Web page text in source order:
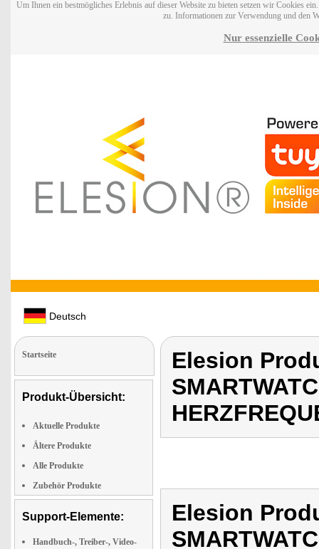
Um Ihnen ein bestmögliches Erlebnis auf dieser Website zu bieten setzen wir Cookies
zu. Informationen zur Verwendung und den
Nur essenzielle
Deutsch
Startseite
Produkt-Übersicht:
Aktuelle Produkte
Ältere Produkte
Alle Produkte
Zubehör Produkte
Support-Elemente:
Handbuch-, Treiber-, Video-
Elesion
Elesion